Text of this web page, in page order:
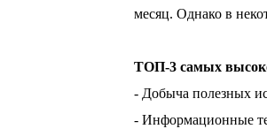
месяц. Однако в
ТОП-3 самых
- Добыча полезных
- Информационные